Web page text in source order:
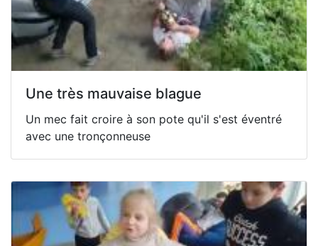
Une très mauvaise blague
Un mec fait croire à son pote qu'il s'est éventré
avec une tronçonneuse